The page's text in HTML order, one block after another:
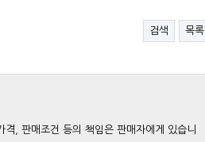
검색 목록
, 판매조건 등의 책임은 판매자에게 있습니